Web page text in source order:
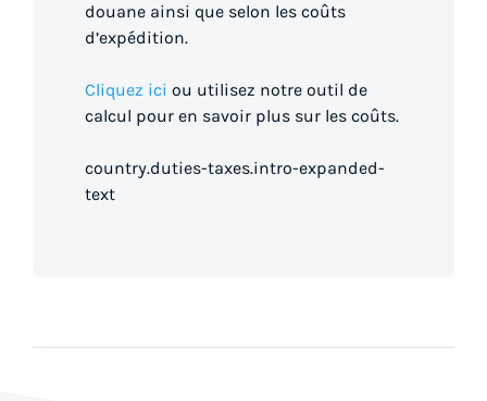
douane ainsi que selon les coûts
d’expédition.
Cliquez ici ou utilisez notre outil de
calcul pour en savoir plus sur les coûts.
country.duties-taxes.intro-expanded-
text